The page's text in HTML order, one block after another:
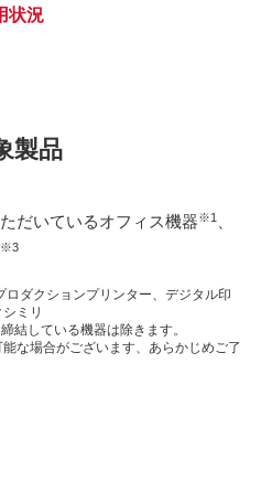
状況
製品
だいているオフィス機器※1
※3
ダクションプリンター、デジタル印
ミリ
結している機器は除きます。
な場合がございます、あらかじめご了